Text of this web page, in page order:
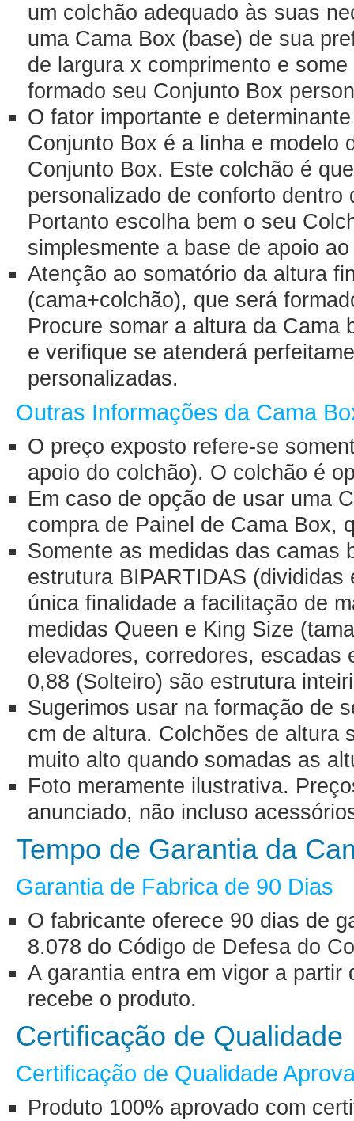
um colchão adequado às suas
uma Cama Box (base) de sua
de largura x comprimento e
formado seu Conjunto Box
O fator importante e
Conjunto Box é a linha e modelo
Conjunto Box. Este colchão é
personalizado de conforto
Portanto escolha bem o seu
simplesmente a base de apoio
Atenção ao somatório da altura
(cama+colchão), que será
Procure somar a altura da Cama
e verifique se atenderá
personalizadas.
Outras Informações da Cama
O preço exposto refere-se
apoio do colchão). O colchão é
Em caso de opção de usar uma
compra de Painel de Cama Box,
Somente as medidas das camas
estrutura BIPARTIDAS
única finalidade a facilitação de
medidas Queen e King Size
elevadores, corredores, escadas
0,88 (Solteiro) são estrutura
Sugerimos usar na formação de
cm de altura. Colchões de altura
muito alto quando somadas as
Foto meramente ilustrativa.
anunciado, não incluso
Tempo de Garantia da
Garantia de Fabrica de 90 Dias
O fabricante oferece 90 dias de
8.078 do Código de Defesa do
A garantia entra em vigor a partir
recebe o produto.
Certificação de Qualidade
Certificação de Qualidade
Produto 100% aprovado com